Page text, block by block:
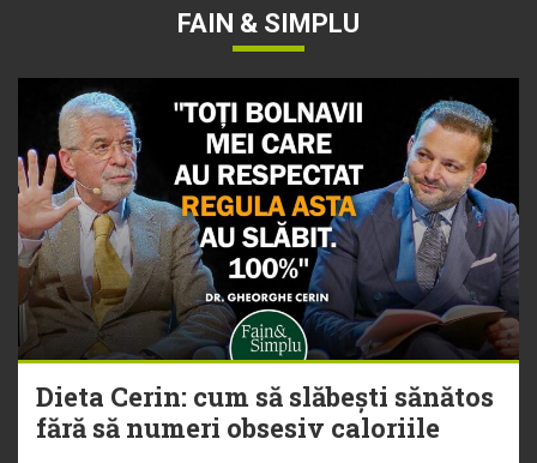
FAIN & SIMPLU
Dieta Cerin: cum să slăbești sănătos
fără să numeri obsesiv caloriile